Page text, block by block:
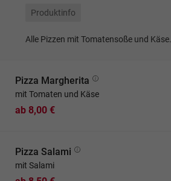
Produktinfo
Alle Pizzen mit Tomatensoße und Käse.
Pizza Margherita
mit Tomaten und Käse
ab 8,00 €
Pizza Salami
mit Salami